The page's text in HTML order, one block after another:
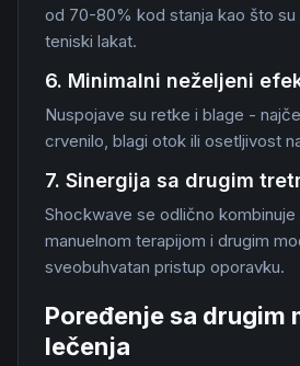
od 70-80% kod stanja kao što su
teniski lakat.
6. Minimalni neželjeni
Nuspojave su retke i blage -
crvenilo, blagi otok ili osetljivost
7. Sinergija sa drugim
Shockwave se odlično
manuelnom terapijom i drugim
sveobuhvatan pristup oporavku.
Poređenje sa drugim
lečenja